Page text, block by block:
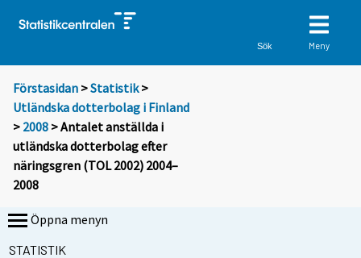
Sök Meny
Förstasidan >Statistik >
Utländska dotterbolag i Finland
> 2008 > Antalet anställda i
utländska dotterbolag efter
näringsgren (TOL 2002) 2004–
2008
Öppna menyn
STATISTIK